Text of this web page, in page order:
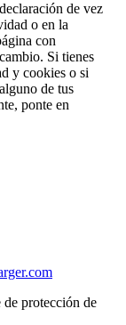
de vez
o en la
con
Si tienes
y cookies o si
de tus
ponte en
protección de